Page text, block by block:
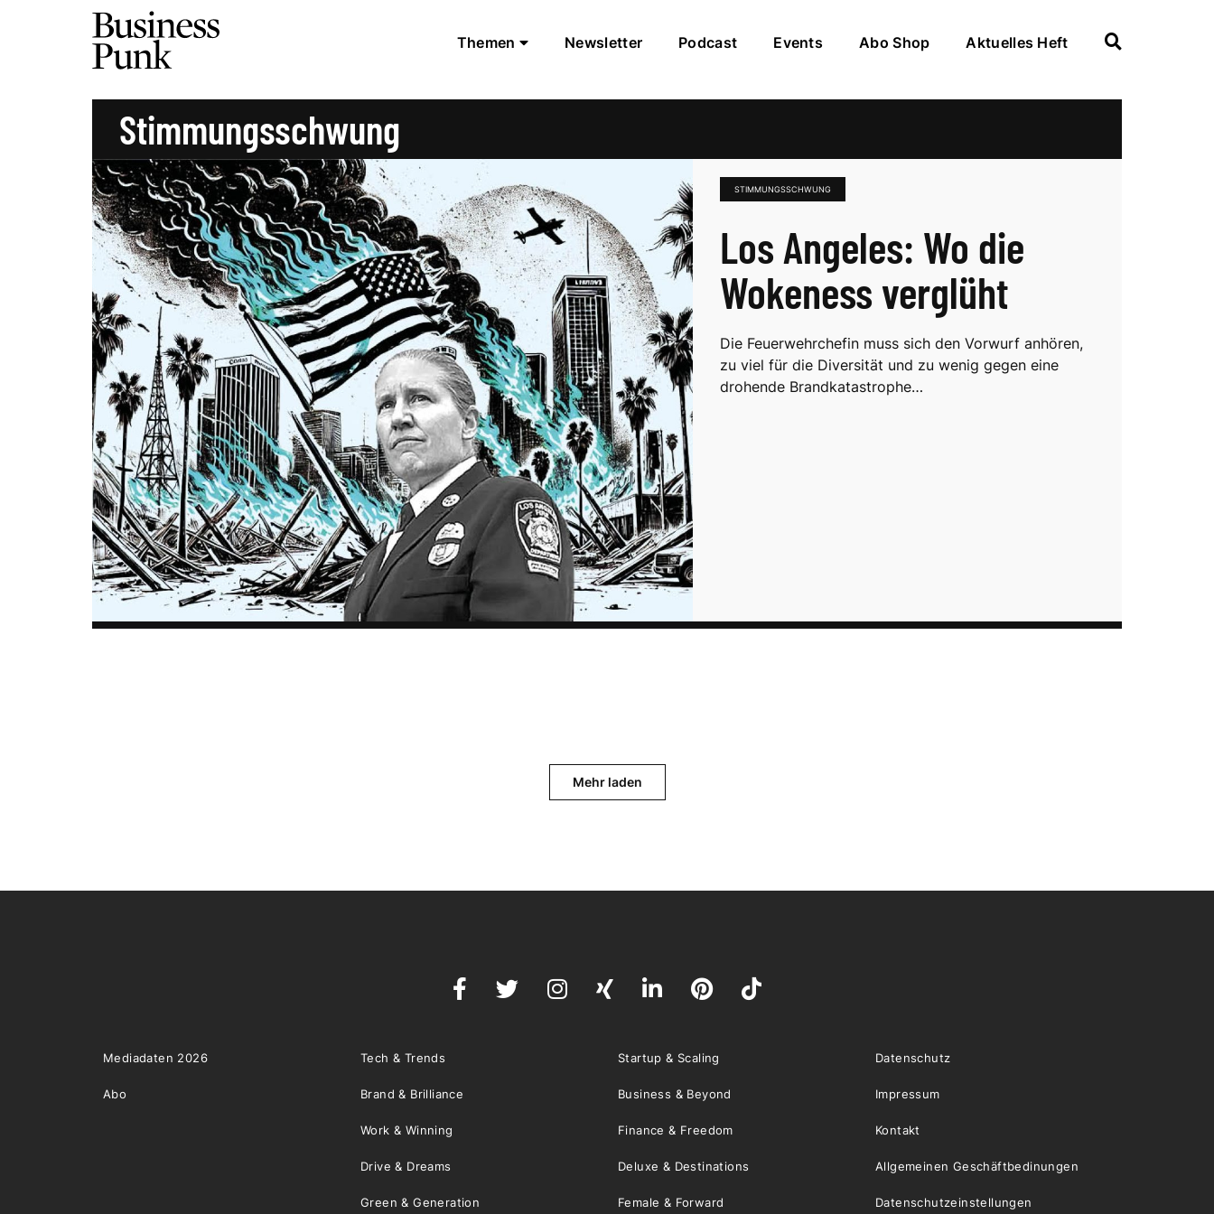
Themen Newsletter Podcast Events Abo Shop Aktuelles Heft
Stimmungsschwung
STIMMUNGSSCHWUNG
Los Angeles: Wo die
Wokeness verglüht
Die Feuerwehrchefin muss sich den Vorwurf anhören,
zu viel für die Diversität und zu wenig gegen eine
drohende Brandkatastrophe…
Mehr laden
Mediadaten 2026
Abo
Tech & Trends Startup & Scaling
Brand & Brilliance Business & Beyond
Work & Winning Finance & Freedom
Drive & Dreams Deluxe & Destinations
Green & Generation Female & Forward
Datenschutz
Impressum
Kontakt
Allgemeinen Geschäftbedinungen
Datenschutzeinstellungen